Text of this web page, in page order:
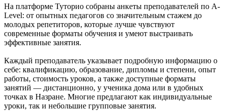
На платформе Туторио собраны анкеты преподавателей по A-
Level: от опытных педагогов со значительным стажем до
молодых репетиторов, которые лучше чувствуют
современные форматы обучения и умеют выстраивать
эффективные занятия.
Каждый преподаватель указывает подробную информацию о
себе: квалификацию, образование, дипломы и степени, опыт
работы, стоимость уроков, а также доступные форматы
занятий — дистанционно, у ученика дома или в удобных
точках в Назране. Многие предлагают как индивидуальные
уроки, так и небольшие групповые занятия.